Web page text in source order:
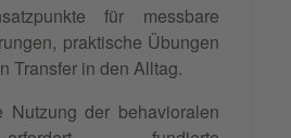
für messbare
praktische Übungen
Transfer in den Alltag.
Nutzung der behavioralen